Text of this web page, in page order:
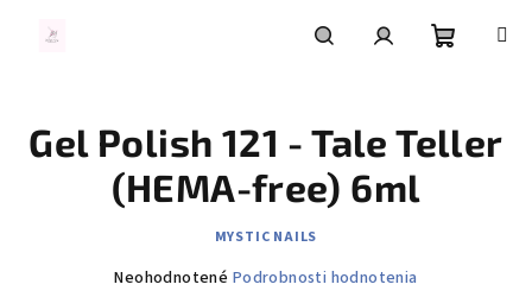
košík
Gel Polish 121 - Tale Teller
(HEMA-free) 6ml
MYSTIC NAILS
Priemerné
Neohodnotené Podrobnosti hodnotenia